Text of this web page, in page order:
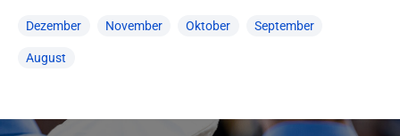
Dezember November Oktober September
August